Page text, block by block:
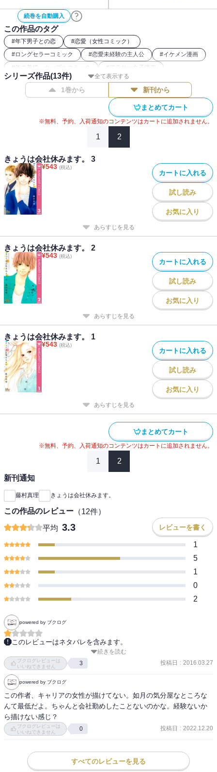
続巻を自動購入
この作品のタグ
#年下男子との恋 #恋愛（女性コミック）
#ロングセラーコミック #恋愛未経験の主人公 #イケメン漫画
# 年の差婚・カップルコミック # アラサー女子漫画
#社内恋愛（女性コミック）
全て表示する
シリーズ作品(13件)
1巻から 新刊から
まとめてカート
※無料、予約、入荷通知のコンテンツはカートに追加されません。
1 2
きょうは会社休みます。 3
¥543 (税込)
カートに入れる
試し読み
お気に入り
あらすじを見る
きょうは会社休みます。 2
¥543 (税込)
カートに入れる
試し読み
お気に入り
あらすじを見る
きょうは会社休みます。 1
¥543 (税込)
カートに入れる
試し読み
お気に入り
あらすじを見る
まとめてカート
※無料、予約、入荷通知のコンテンツはカートに追加されません。
1 2
新刊通知
藤村真理 きょうは会社休みます。
この作品のレビュー （12件）
平均 3.3 レビューを書く
1
5
1
0
2
powered by ブクログ
このレビューはネタバレを含みます。
これはなかなかに不愉快にさせられる巻。
著者はきっと会社で働いたことがないんだろうなぁ…。女上司をこ
こまで悪者で頭ワルイ感じで描く意味がわからない。読者の多くは
会社員なわけで、こんな安っぽい何時の時代だかわからないような
キャラ設定を見せられたら、あまりにも現実離れしててツッコミに
終始してしまう。世の中の上司達が、よいマネジメントであるため
にどれだけ努力しているのか、ちょっとでも勉強してこい、と言い
たい。職場をモチーフにしている作品でありながら、この甘さは何
なんだろう。主役の言っていることも、学生の恋人の甘っちょろい
最初の設定が面白かっただけの作品だったなぁ。こんなに質が落ち
てしまって、ただただ残念。
続きを読む
ブクログレビューは
いいねできません
3 投稿日 : 2016.03.27
powered by ブクログ
この作者、キャリアの女性が描けてない。如月の気分屋なところな
んて最低だよ。ちゃんと会社勤めしたことないのかな。経験ないか
ら描けない感じ？
ブクログレビューは
いいねできません
0 投稿日 : 2022.12.20
すべてのレビューを見る